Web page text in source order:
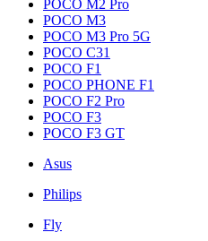
POCO M2 Pro
POCO M3
POCO M3 Pro 5G
POCO C31
POCO F1
POCO PHONE F1
POCO F2 Pro
POCO F3
POCO F3 GT
Asus
Philips
Fly